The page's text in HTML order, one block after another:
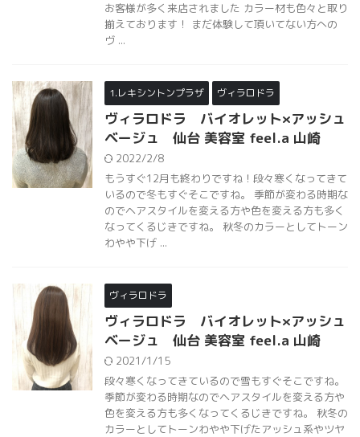
お客様が多く来店されました カラー材も色々と取り
揃えております！ まだ体験して頂いてない方への
ヴ ...
1.レキシントンプラザ ヴィラロドラ
ヴィラロドラ バイオレット×アッシュ
ベージュ 仙台 美容室 feel.a 山崎
2022/2/8
もうすぐ12月も終わりですね！段々寒くなってきて
いるので冬もすぐそこですね。 季節が変わる時期な
のでヘアスタイルを変える方や色を変える方も多く
なってくるじきですね。 秋冬のカラーとしてトーン
わやや下げ ...
ヴィラロドラ
ヴィラロドラ バイオレット×アッシュ
ベージュ 仙台 美容室 feel.a 山崎
2021/1/15
段々寒くなってきているので雪もすぐそこですね。
季節が変わる時期なのでヘアスタイルを変える方や
色を変える方も多くなってくるじきですね。 秋冬の
カラーとしてトーンわやや下げたアッシュ系やツヤ